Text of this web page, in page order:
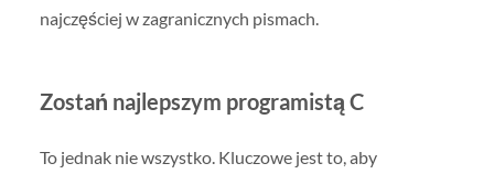
najczęściej w zagranicznych pismach.
Zostań najlepszym programistą C
To jednak nie wszystko. Kluczowe jest to, aby